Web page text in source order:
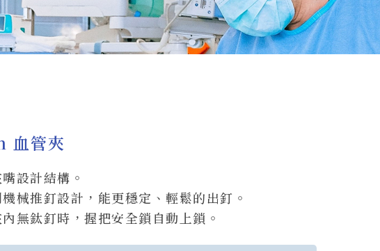
血管夾
設計結構。
械推釘設計，能更穩定、輕鬆的出釘。
無鈦釘時，握把安全鎖自動上鎖。